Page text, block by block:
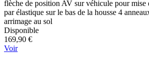
flèche de position AV sur véhicule pour mise
par élastique sur le bas de la housse 4
arrimage au sol
Disponible
169,90 €
Voir